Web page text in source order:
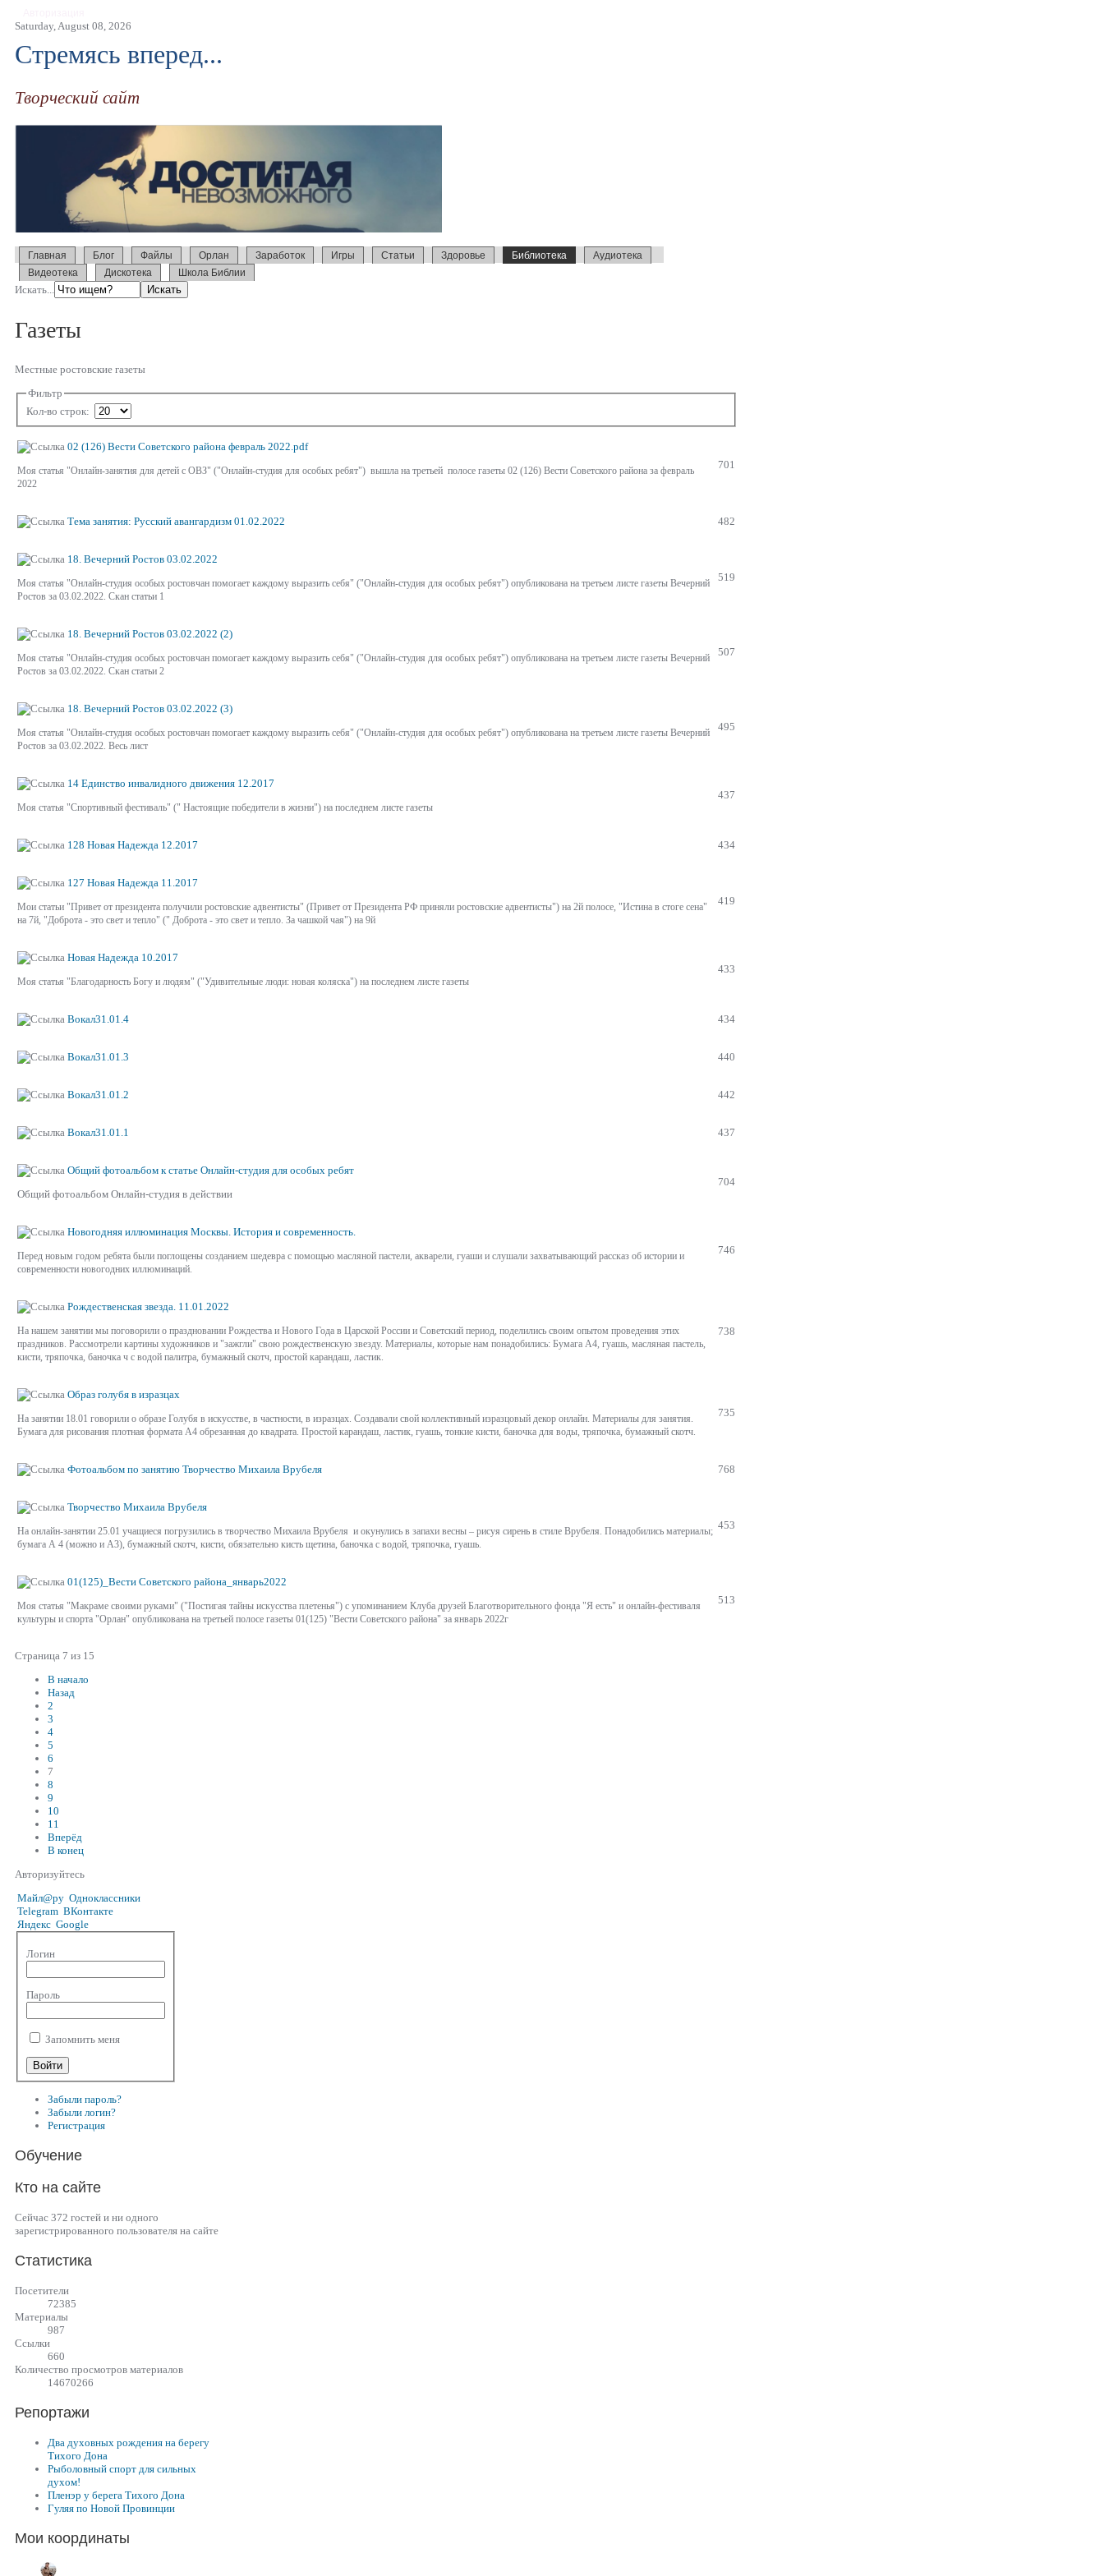
Saturday, August 08, 2026
Стремясь вперед...
Творческий сайт
Главная Блог Файлы Орлан Заработок Игры Статьи Здоровье Библиотека
Аудиотека
Видеотека
Дискотека Школа Библии
Искать...
Газеты
Местные ростовские газеты
Фильтр
Кол-во строк:
02 (126) Вести Советского района февраль 2022.pdf
Моя статья "Онлайн-занятия для детей с ОВЗ" ("Онлайн-студия для особых ребят") вышла на третьей полосе газеты 02 (126) Вести Советского района за февраль
2022
701
Тема занятия: Русский авангардизм 01.02.2022 482
18. Вечерний Ростов 03.02.2022
Моя статья "Онлайн-студия особых ростовчан помогает каждому выразить себя" ("Онлайн-студия для особых ребят") опубликована на третьем листе газеты Вечерний
Ростов за 03.02.2022. Скан статьи 1
519
18. Вечерний Ростов 03.02.2022 (2)
Моя статья "Онлайн-студия особых ростовчан помогает каждому выразить себя" ("Онлайн-студия для особых ребят") опубликована на третьем листе газеты Вечерний
Ростов за 03.02.2022. Скан статьи 2
507
18. Вечерний Ростов 03.02.2022 (3)
Моя статья "Онлайн-студия особых ростовчан помогает каждому выразить себя" ("Онлайн-студия для особых ребят") опубликована на третьем листе газеты Вечерний
Ростов за 03.02.2022. Весь лист
495
14 Единство инвалидного движения 12.2017
Моя статья "Спортивный фестиваль" (" Настоящие победители в жизни") на последнем листе газеты
437
128 Новая Надежда 12.2017 434
127 Новая Надежда 11.2017
Мои статьи "Привет от президента получили ростовские адвентисты" (Привет от Президента РФ приняли ростовские адвентисты") на 2й полосе, "Истина в стоге сена"
на 7й, "Доброта - это свет и тепло" (" Доброта - это свет и тепло. За чашкой чая") на 9й
419
Новая Надежда 10.2017
Моя статья "Благодарность Богу и людям" ("Удивительные люди: новая коляска") на последнем листе газеты
433
Вокал31.01.4 434
Вокал31.01.3 440
Вокал31.01.2 442
Вокал31.01.1 437
Общий фотоальбом к статье Онлайн-студия для особых ребят
Общий фотоальбом Онлайн-студия в действии
704
Новогодняя иллюминация Москвы. История и современность.
Перед новым годом ребята были поглощены созданием шедевра с помощью масляной пастели, акварели, гуаши и слушали захватывающий рассказ об истории и
современности новогодних иллюминаций.
746
Рождественская звезда. 11.01.2022
На нашем занятии мы поговорили о праздновании Рождества и Нового Года в Царской России и Советский период, поделились своим опытом проведения этих
праздников. Рассмотрели картины художников и "зажгли" свою рождественскую звезду. Материалы, которые нам понадобились: Бумага А4, гуашь, масляная пастель,
кисти, тряпочка, баночка ч с водой палитра, бумажный скотч, простой карандаш, ластик.
738
Образ голубя в изразцах
На занятии 18.01 говорили о образе Голубя в искусстве, в частности, в изразцах. Создавали свой коллективный изразцовый декор онлайн. Материалы для занятия.
Бумага для рисования плотная формата А4 обрезанная до квадрата. Простой карандаш, ластик, гуашь, тонкие кисти, баночка для воды, тряпочка, бумажный скотч.
735
Фотоальбом по занятию Творчество Михаила Врубеля 768
Творчество Михаила Врубеля
На онлайн-занятии 25.01 учащиеся погрузились в творчество Михаила Врубеля и окунулись в запахи весны – рисуя сирень в стиле Врубеля. Понадобились материалы;
бумага А 4 (можно и А3), бумажный скотч, кисти, обязательно кисть щетина, баночка с водой, тряпочка, гуашь.
453
01(125)_Вести Советского района_январь2022
Моя статья "Макраме своими руками" ("Постигая тайны искусства плетенья") с упоминанием Клуба друзей Благотворительного фонда "Я есть" и онлайн-фестиваля
культуры и спорта "Орлан" опубликована на третьей полосе газеты 01(125) "Вести Советского района" за январь 2022г
513
Страница 7 из 15
В начало
Назад
2
3
4
5
6
7
8
9
10
11
Вперёд
В конец
Авторизуйтесь
Майл@ру Одноклассники
Telegram ВКонтакте
Яндекс Google
Логин
Пароль
Запомнить меня
Забыли пароль?
Забыли логин?
Регистрация
Обучение
Кто на сайте
Сейчас 372 гостей и ни одного
зарегистрированного пользователя на сайте
Статистика
Посетители
72385
Материалы
987
Cсылки
660
Количество просмотров материалов
14670266
Репортажи
Два духовных рождения на берегу
Тихого Дона
Рыболовный спорт для сильных
духом!
Пленэр у берега Тихого Дона
Гуляя по Новой Провинции
Мои координаты